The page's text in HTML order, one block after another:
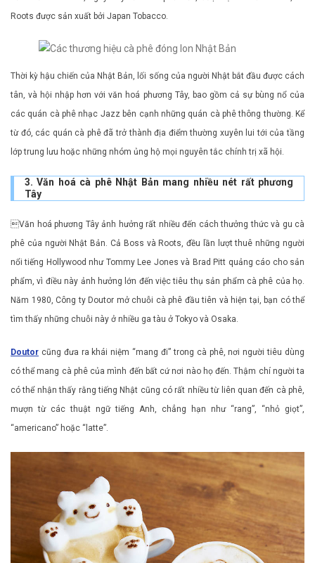
Roots được sản xuất bởi Japan Tobacco.
Thời kỳ hậu chiến của Nhật Bản, lối sống của người Nhật bắt đầu được cách
tân, và hội nhập hơn với văn hoá phương Tây, bao gồm cả sự bùng nổ của
các quán cà phê nhạc Jazz bên cạnh những quán cà phê thông thường. Kể
từ đó, các quán cà phê đã trở thành địa điểm thường xuyên lui tới của tầng
lớp trung lưu hoặc những nhóm ủng hộ mọi nguyên tắc chính trị xã hội.
3. Văn hoá cà phê Nhật Bản mang nhiều nét rất phương
Tây
Văn hoá phương Tây ảnh hưởng rất nhiều đến cách thưởng thức và gu cà
phê của người Nhật Bản. Cả Boss và Roots, đều lần lượt thuê những người
nổi tiếng Hollywood như Tommy Lee Jones và Brad Pitt quảng cáo cho sản
phẩm, vì điều này ảnh hưởng lớn đến việc tiêu thụ sản phẩm cà phê của họ.
Năm 1980, Công ty Doutor mở chuỗi cà phê đầu tiên và hiện tại, bạn có thể
tìm thấy những chuỗi này ở nhiều ga tàu ở Tokyo và Osaka.
Doutor cũng đưa ra khái niệm “mang đi” trong cà phê, nơi người tiêu dùng
có thể mang cà phê của mình đến bất cứ nơi nào họ đến. Thậm chí người ta
có thể nhận thấy rằng tiếng Nhật cũng có rất nhiều từ liên quan đến cà phê,
mượn từ các thuật ngữ tiếng Anh, chẳng hạn như “rang”, “nhỏ giọt”,
“americano” hoặc “latte”.